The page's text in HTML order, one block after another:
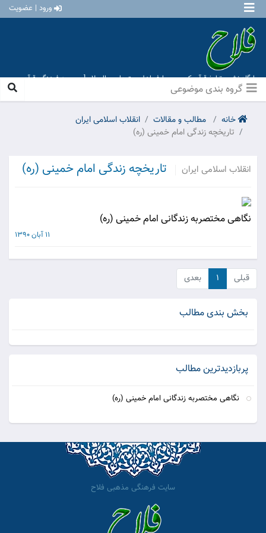
ورود | عضویت
پایگاه نشر و تبلیغ قرآن کریم و معارف اهل بیت علیهم السلام [ موسسه فرهنگی قرآن و
عترت منهاج عشق آباد ]
خانه مطالب و مقالات
انقلاب اسلامی ایران
تاریخچه زندگی امام خمینی (ره)
انقلاب اسلامی ایران تاریخچه زندگی امام خمینی (ره)
نگاهی مختصربه زندگانی امام خمینی (ره)
11 آبان 1390
قبلی ۱ بعدی
بخش بندی مطالب
پربازدیدترین مطالب
نگاهی مختصربه زندگانی امام خمینی (ره)
سایت فرهنگی مذهبی فلاح